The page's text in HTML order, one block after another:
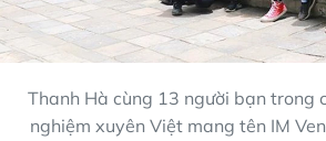
Thanh Hà cùng 13 người bạn trong
nghiệm xuyên Việt mang tên IM